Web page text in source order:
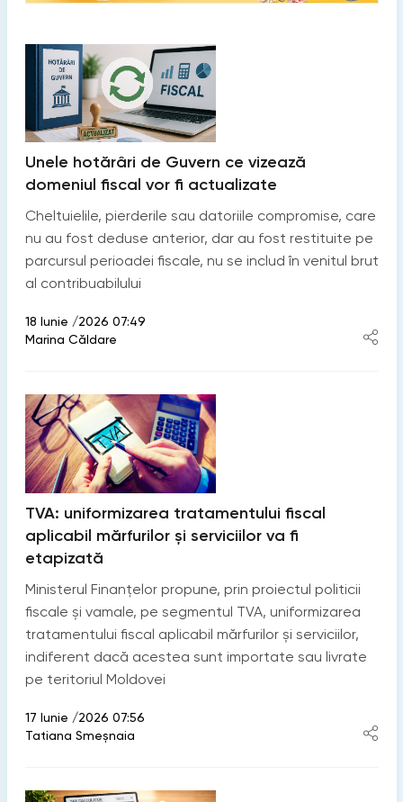
Unele hotărâri de Guvern ce vizează
domeniul fiscal vor fi actualizate
Cheltuielile, pierderile sau datoriile compromise, care
nu au fost deduse anterior, dar au fost restituite pe
parcursul perioadei fiscale, nu se includ în venitul brut
al contribuabilului
18 Iunie /2026 07:49
Marina Căldare
TVA: uniformizarea tratamentului fiscal
aplicabil mărfurilor și serviciilor va fi
etapizată
Ministerul Finanțelor propune, prin proiectul politicii
fiscale și vamale, pe segmentul TVA, uniformizarea
tratamentului fiscal aplicabil mărfurilor și serviciilor,
indiferent dacă acestea sunt importate sau livrate
pe teritoriul Moldovei
17 Iunie /2026 07:56
Tatiana Smeșnaia